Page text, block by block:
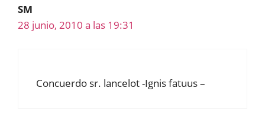
SM
28 junio, 2010 a las 19:31
Concuerdo sr. lancelot -Ignis fatuus –